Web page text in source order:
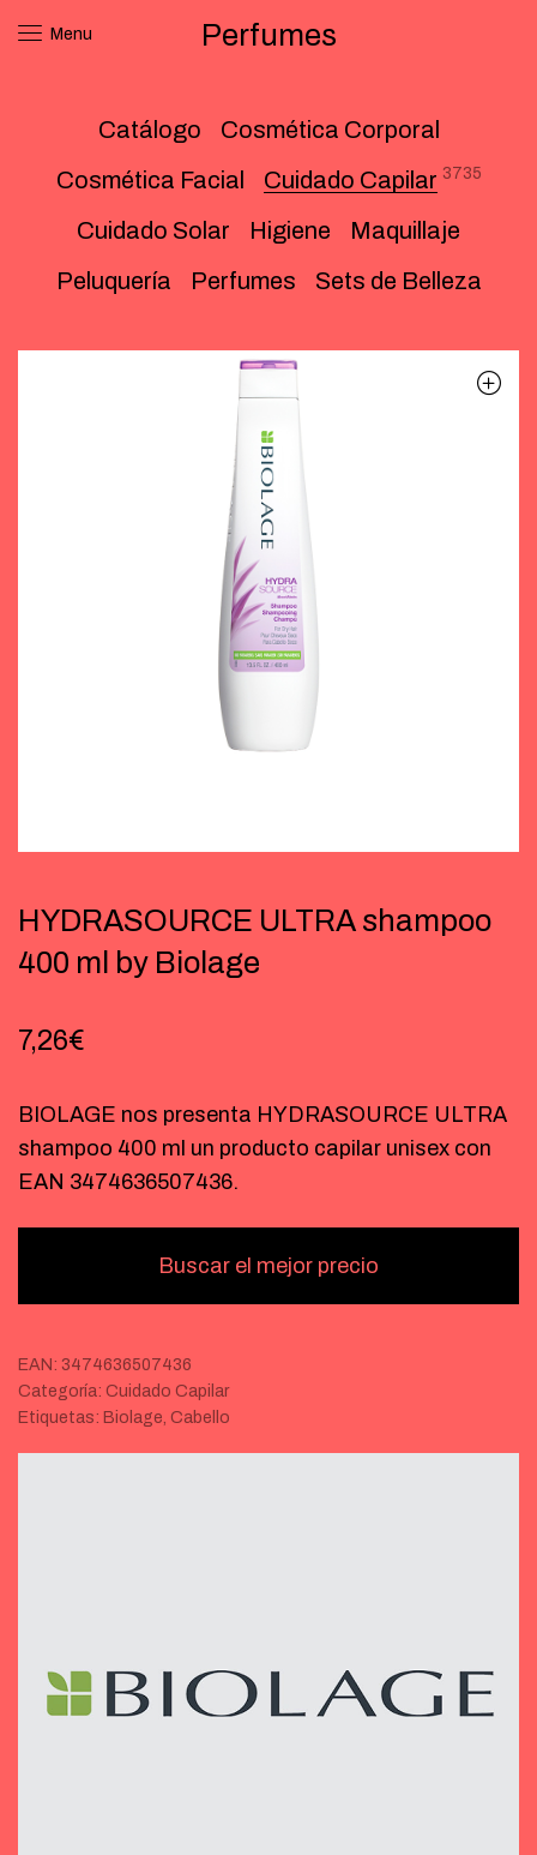
Menu Perfumes
Catálogo
Cosmética Corporal
Cosmética Facial
Cuidado Capilar 3735
Cuidado Solar Higiene
Maquillaje
Peluquería
Perfumes Sets de Belleza
HYDRASOURCE ULTRA shampoo
400 ml by Biolage
7,26€
BIOLAGE nos presenta HYDRASOURCE ULTRA
shampoo 400 ml un producto capilar unisex con
EAN 3474636507436.
Buscar el mejor precio
EAN: 3474636507436
Categoría: Cuidado Capilar
Etiquetas: Biolage, Cabello